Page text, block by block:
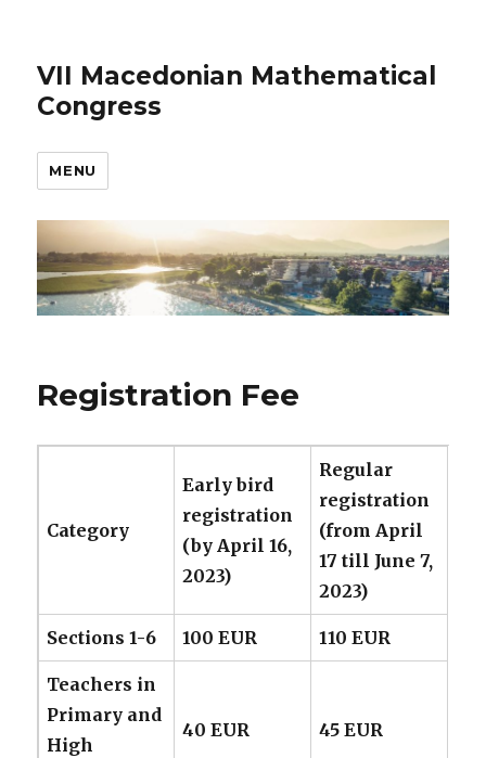
VII Macedonian Mathematical
Congress
MENU
Registration Fee
Category
Early bird
registration
(by April 16,
2023)
Regular
registration
(from April
17 till June 7,
2023)
Sections 1-6 100 EUR 110 EUR
Teachers in
Primary and
High
40 EUR 45 EUR